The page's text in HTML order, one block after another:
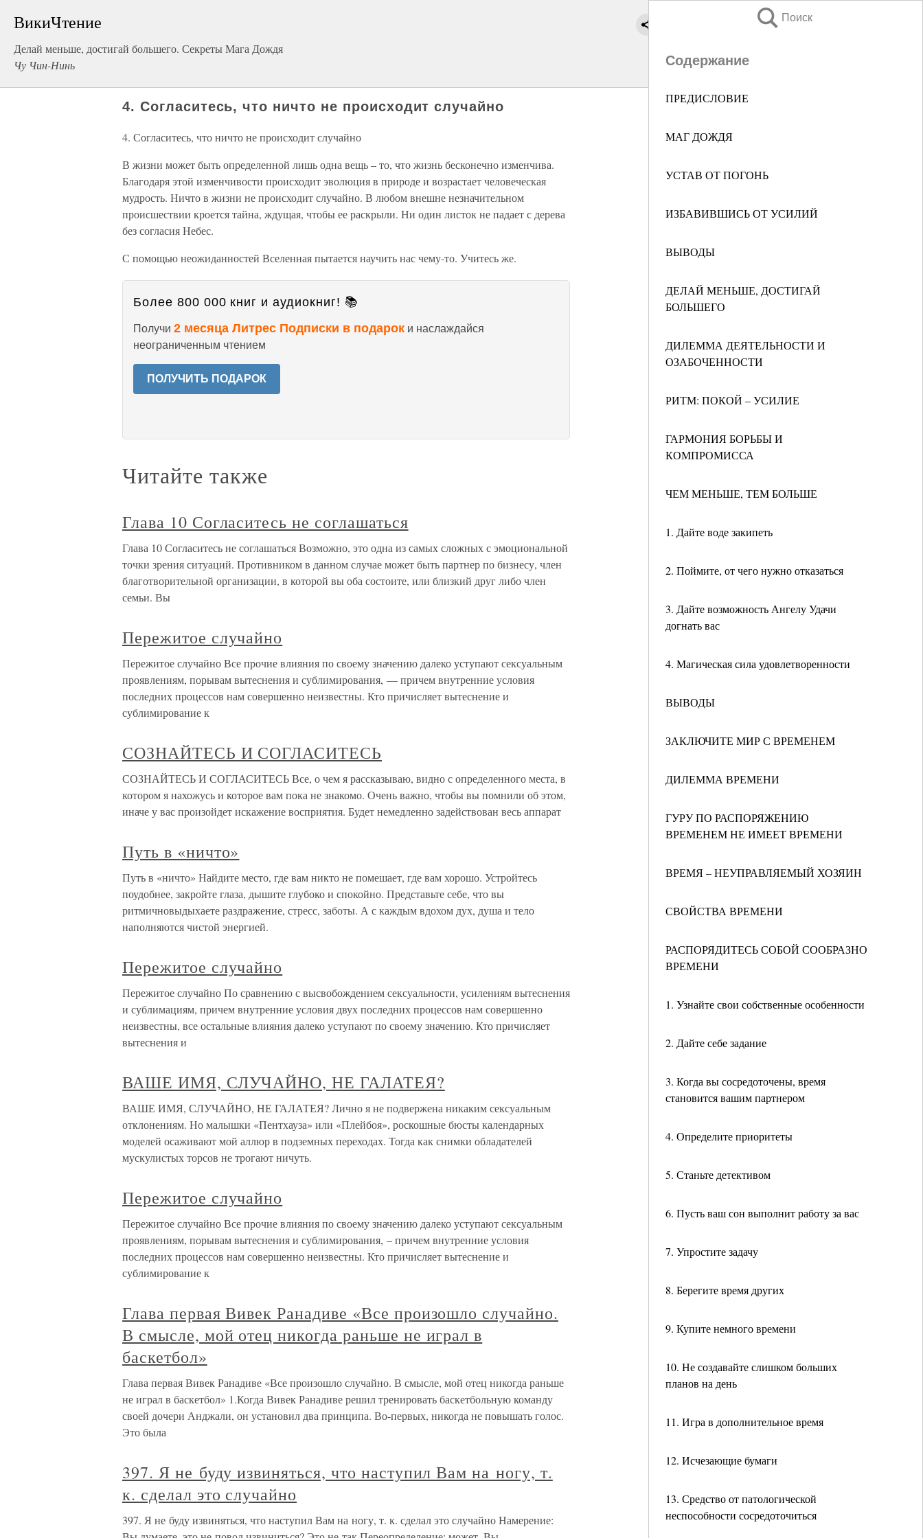
ВикиЧтение
Делай меньше, достигай большего. Секреты Мага Дождя
Чу Чин-Нинь
Поиск
Содержание
ПРЕДИСЛОВИЕ
МАГ ДОЖДЯ
УСТАВ ОТ ПОГОНЬ
ИЗБАВИВШИСЬ ОТ УСИЛИЙ
ВЫВОДЫ
ДЕЛАЙ МЕНЬШЕ, ДОСТИГАЙ
БОЛЬШЕГО
ДИЛЕММА ДЕЯТЕЛЬНОСТИ И
ОЗАБОЧЕННОСТИ
РИТМ: ПОКОЙ – УСИЛИЕ
ГАРМОНИЯ БОРЬБЫ И
КОМПРОМИССА
ЧЕМ МЕНЬШЕ, ТЕМ БОЛЬШЕ
1. Дайте воде закипеть
2. Поймите, от чего нужно отказаться
3. Дайте возможность Ангелу Удачи
догнать вас
4. Магическая сила удовлетворенности
ВЫВОДЫ
ЗАКЛЮЧИТЕ МИР С ВРЕМЕНЕМ
ДИЛЕММА ВРЕМЕНИ
ГУРУ ПО РАСПОРЯЖЕНИЮ
ВРЕМЕНЕМ НЕ ИМЕЕТ ВРЕМЕНИ
ВРЕМЯ – НЕУПРАВЛЯЕМЫЙ ХОЗЯИН
СВОЙСТВА ВРЕМЕНИ
РАСПОРЯДИТЕСЬ СОБОЙ СООБРАЗНО
ВРЕМЕНИ
1. Узнайте свои собственные особенности
2. Дайте себе задание
3. Когда вы сосредоточены, время
становится вашим партнером
4. Определите приоритеты
5. Станьте детективом
6. Пусть ваш сон выполнит работу за вас
7. Упростите задачу
8. Берегите время других
9. Купите немного времени
10. Не создавайте слишком больших
планов на день
11. Игра в дополнительное время
12. Исчезающие бумаги
13. Средство от патологической
неспособности сосредоточиться
4. Согласитесь, что ничто не происходит случайно
4. Согласитесь, что ничто не происходит случайно
В жизни может быть определенной лишь одна вещь – то, что жизнь бесконечно изменчива.
Благодаря этой изменчивости происходит эволюция в природе и возрастает человеческая
мудрость. Ничто в жизни не происходит случайно. В любом внешне незначительном
происшествии кроется тайна, ждущая, чтобы ее раскрыли. Ни один листок не падает с дерева
без согласия Небес.
С помощью неожиданностей Вселенная пытается научить нас чему-то. Учитесь же.
Более 800 000 книг и аудиокниг! 📚
Получи 2 месяца Литрес Подписки в подарок и наслаждайся
неограниченным чтением
ПОЛУЧИТЬ ПОДАРОК
Читайте также
Глава 10 Согласитесь не соглашаться
Глава 10 Согласитесь не соглашаться Возможно, это одна из самых сложных с эмоциональной
точки зрения ситуаций. Противником в данном случае может быть партнер по бизнесу, член
благотворительной организации, в которой вы оба состоите, или близкий друг либо член
семьи. Вы
Пережитое случайно
Пережитое случайно Все прочие влияния по своему значению далеко уступают сексуальным
проявлениям, порывам вытеснения и сублимирования, — причем внутренние условия
последних процессов нам совершенно неизвестны. Кто причисляет вытеснение и
сублимирование к
СОЗНАЙТЕСЬ И СОГЛАСИТЕСЬ
СОЗНАЙТЕСЬ И СОГЛАСИТЕСЬ Все, о чем я рассказываю, видно с определенного места, в
котором я нахожусь и которое вам пока не знакомо. Очень важно, чтобы вы помнили об этом,
иначе у вас произойдет искажение восприятия. Будет немедленно задействован весь аппарат
Путь в «ничто»
Путь в «ничто» Найдите место, где вам никто не помешает, где вам хорошо. Устройтесь
поудобнее, закройте глаза, дышите глубоко и спокойно. Представьте себе, что вы
ритмичновыдыхаете раздражение, стресс, заботы. А с каждым вдохом дух, душа и тело
наполняются чистой энергией.
Пережитое случайно
Пережитое случайно По сравнению с высвобождением сексуальности, усилениям вытеснения
и сублимациям, причем внутренние условия двух последних процессов нам совершенно
неизвестны, все остальные влияния далеко уступают по своему значению. Кто причисляет
вытеснения и
ВАШЕ ИМЯ, СЛУЧАЙНО, НЕ ГАЛАТЕЯ?
ВАШЕ ИМЯ, СЛУЧАЙНО, НЕ ГАЛАТЕЯ? Лично я не подвержена никаким сексуальным
отклонениям. Но малышки «Пентхауза» или «Плейбоя», роскошные бюсты календарных
моделей осаживают мой аллюр в подземных переходах. Тогда как снимки обладателей
мускулистых торсов не трогают ничуть.
Пережитое случайно
Пережитое случайно Все прочие влияния по своему значению далеко уступают сексуальным
проявлениям, порывам вытеснения и сублимирования, – причем внутренние условия
последних процессов нам совершенно неизвестны. Кто причисляет вытеснение и
сублимирование к
Глава первая Вивек Ранадиве «Все произошло случайно.
В смысле, мой отец никогда раньше не играл в
баскетбол»
Глава первая Вивек Ранадиве «Все произошло случайно. В смысле, мой отец никогда раньше
не играл в баскетбол» 1.Когда Вивек Ранадиве решил тренировать баскетбольную команду
своей дочери Анджали, он установил два принципа. Во-первых, никогда не повышать голос.
Это была
397. Я не буду извиняться, что наступил Вам на ногу, т.
к. сделал это случайно
397. Я не буду извиняться, что наступил Вам на ногу, т. к. сделал это случайно Намерение: